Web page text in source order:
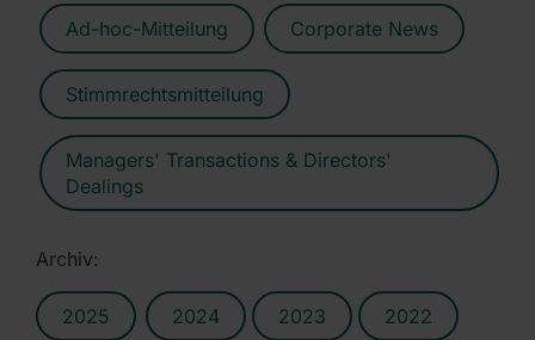
Ad-hoc-Mitteilung Corporate News
Stimmrechtsmitteilung
Managers' Transactions & Directors'
Dealings
Archiv:
2025 2024 2023 2022